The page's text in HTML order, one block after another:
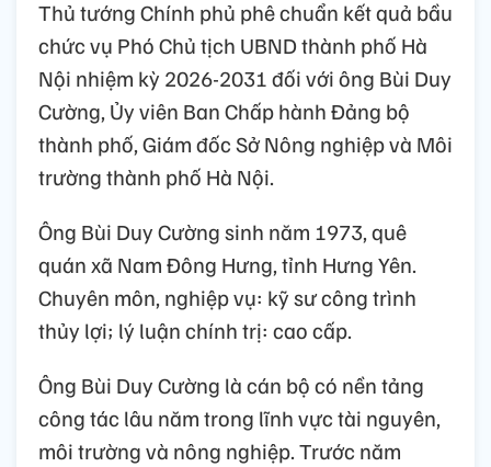
Thủ tướng Chính phủ phê chuẩn kết quả bầu
chức vụ Phó Chủ tịch UBND thành phố Hà
Nội nhiệm kỳ 2026-2031 đối với ông Bùi Duy
Cường, Ủy viên Ban Chấp hành Đảng bộ
thành phố, Giám đốc Sở Nông nghiệp và Môi
trường thành phố Hà Nội.
Ông Bùi Duy Cường sinh năm 1973, quê
quán xã Nam Đông Hưng, tỉnh Hưng Yên.
Chuyên môn, nghiệp vụ: kỹ sư công trình
thủy lợi; lý luận chính trị: cao cấp.
Ông Bùi Duy Cường là cán bộ có nền tảng
công tác lâu năm trong lĩnh vực tài nguyên,
môi trường và nông nghiệp. Trước năm